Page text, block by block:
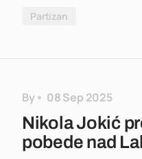
Partizan
By 08 Sep 2025
Nikola Jokić
pobede nad